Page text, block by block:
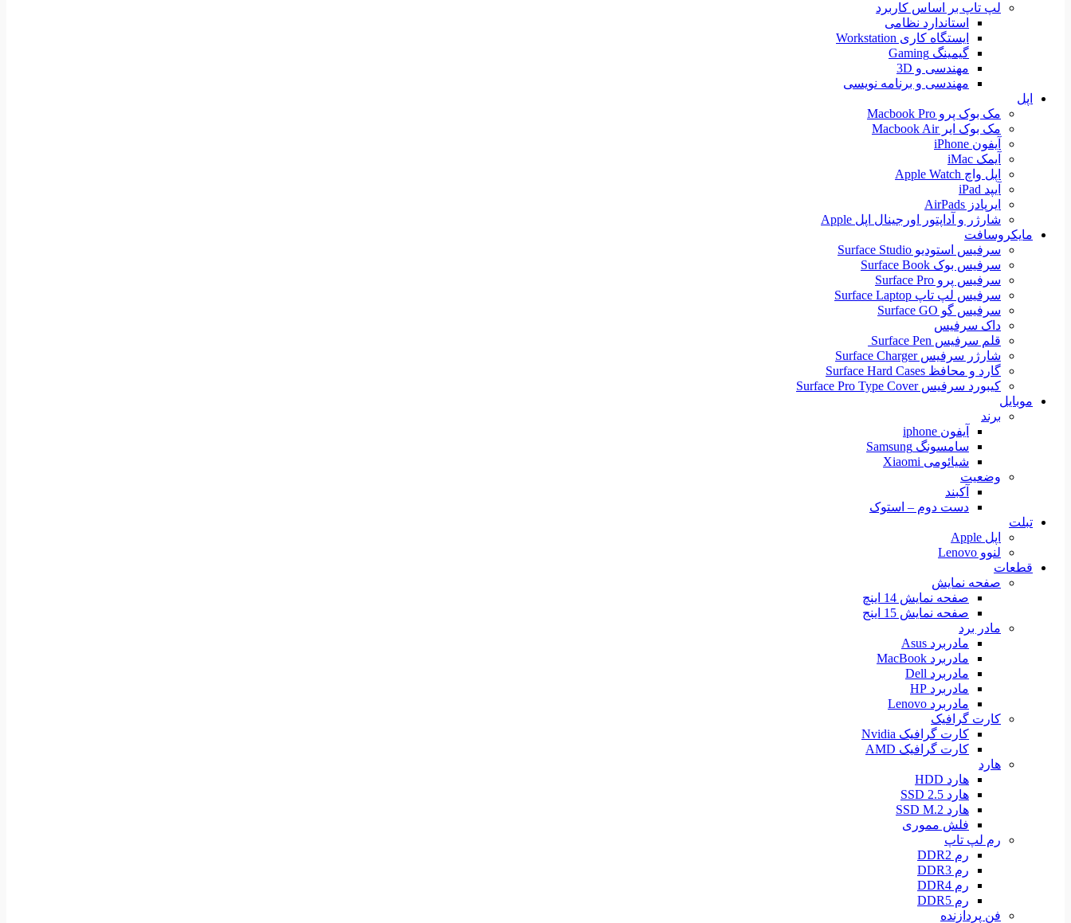
لپ تاپ بر اساس کاربرد
استاندارد نظامی
ایستگاه کاری Workstation
گیمینگ Gaming
مهندسی و 3D
مهندسی و برنامه نویسی
اپل
مک بوک پرو Macbook Pro
مک بوک ایر Macbook Air
آیفون iPhone
آیمک iMac
اپل واچ Apple Watch
آیپد iPad
ایرپادز AirPads
شارژر و آداپتور اورجینال اپل Apple
مایکروسافت
سرفیس استودیو Surface Studio
سرفیس بوک Surface Book
سرفیس پرو Surface Pro
سرفیس لپ تاپ Surface Laptop
سرفیس گو Surface GO
داک سرفیس
قلم سرفیس Surface Pen
شارژر سرفیس Surface Charger
گارد و محافظ Surface Hard Cases
کیبورد سرفیس Surface Pro Type Cover
موبایل
برند
آیفون iphone
سامسونگ Samsung
شیائومی Xiaomi
وضعیت
آکبند
دست دوم – استوک
تبلت
اپل Apple
لنوو Lenovo
قطعات
صفحه نمایش
صفحه نمایش 14 اینچ
صفحه نمایش 15 اینج
مادر برد
مادربرد Asus
مادربرد MacBook
مادربرد Dell
مادربرد HP
مادربرد Lenovo
کارت گرافیک
کارت گرافیک Nvidia
کارت گرافیک AMD
هارد
هارد HDD
هارد SSD 2.5
هارد SSD M.2
فلش مموری
رم لپ تاپ
رم DDR2
رم DDR3
رم DDR4
رم DDR5
فن پردازنده